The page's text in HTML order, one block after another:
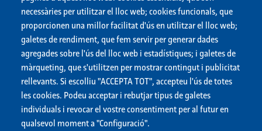
Descarregar les respostes en PDF
necessàries per utilitzar el lloc web; cookies funcionals, que
proporcionen una millor facilitat d'ús en utilitzar el lloc web;
galetes de rendiment, que fem servir per generar dades
agregades sobre l'ús del lloc web i estadístiques; i galetes de
màrqueting, que s'utilitzen per mostrar contingut i publicitat
rellevants. Si escolliu "ACCEPTA TOT", accepteu l'ús de totes
les cookies. Podeu acceptar i rebutjar tipus de galetes
individuals i revocar el vostre consentiment per al futur en
qualsevol moment a "Configuració".